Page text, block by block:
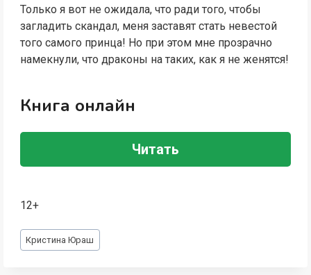
Только я вот не ожидала, что ради того, чтобы
загладить скандал, меня заставят стать невестой
того самого принца! Но при этом мне прозрачно
намекнули, что драконы на таких, как я не женятся!
Книга онлайн
Читать
12+
Метки
записи:
Кристина Юраш